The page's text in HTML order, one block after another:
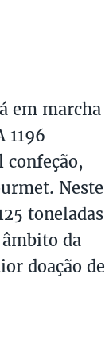
em marcha
1196
Neste
toneladas
da
doação de